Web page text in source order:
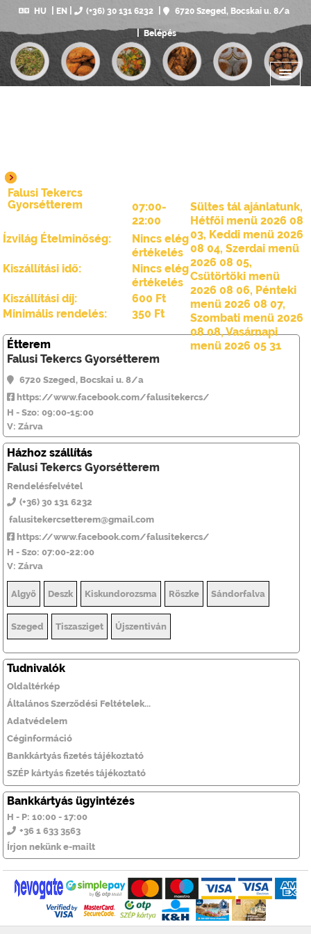
HU EN (+36) 30 131 6232 6720 Szeged, Bocskai u. 8/a
Belépés
Falusi Tekercs
Gyorsétterem
07:00-
22:00
Sültes tál ajánlatunk,
Hétfői menü 2026 08
03, Keddi menü 2026
08 04,Szerdai menü
2026 08 05,
Csütörtöki menü
2026 08 06, Pénteki
menü 2026 08 07,
Szombati menü 2026
08 08,Vasárnapi
menü 2026 05 31
Ízvilág Ételminőség:
Nincs elég
értékelés
Kiszállítási idő:
Nincs elég
értékelés
Kiszállítási díj:
600 Ft
Minimális rendelés:
350 Ft
Étterem
Falusi Tekercs Gyorsétterem
6720 Szeged, Bocskai u. 8/a
https://www.facebook.com/falusitekercs/
H - Szo: 09:00-15:00
V: Zárva
Házhoz szállítás
Falusi Tekercs Gyorsétterem
Rendelésfelvétel
(+36) 30 131 6232
falusitekercsetterem@gmail.com
https://www.facebook.com/falusitekercs/
H - Szo: 07:00-22:00
V: Zárva
Algyő Deszk Kiskundorozsma Röszke Sándorfalva
Szeged Tiszasziget Újszentiván
Tudnivalók
Oldaltérkép
Általános Szerződési Feltételek...
Adatvédelem
Céginformáció
Bankkártyás fizetés tájékoztató
SZÉP kártyás fizetés tájékoztató
Bankkártyás ügyintézés
H - P: 10:00 - 17:00
+36 1 633 3563
Írjon nekünk e-mailt